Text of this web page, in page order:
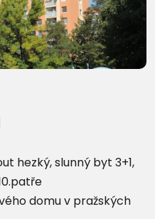
(23)
hezký, slunný byt 3+1,
domu v pražských